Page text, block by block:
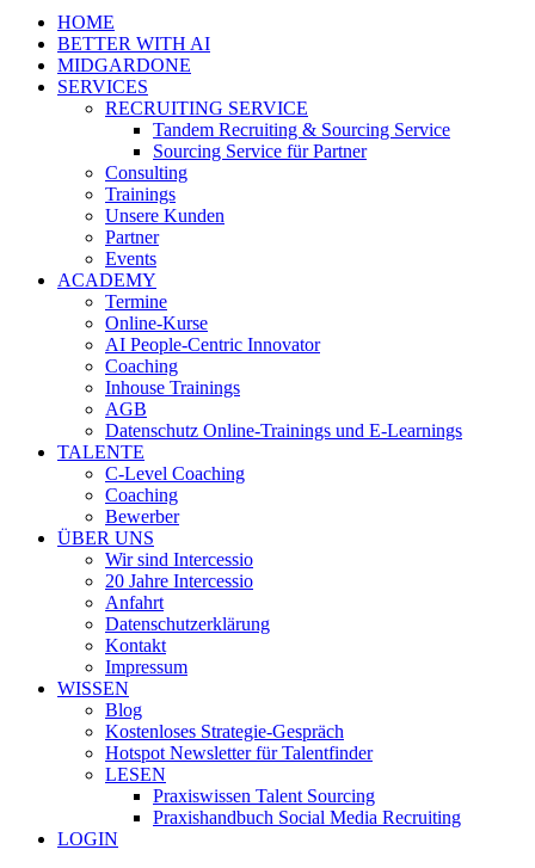
HOME
BETTER WITH AI
MIDGARDONE
SERVICES
RECRUITING SERVICE
Tandem Recruiting & Sourcing Service
Sourcing Service für Partner
Consulting
Trainings
Unsere Kunden
Partner
Events
ACADEMY
Termine
Online-Kurse
AI People-Centric Innovator
Coaching
Inhouse Trainings
AGB
Datenschutz Online-Trainings und E-Learnings
TALENTE
C-Level Coaching
Coaching
Bewerber
ÜBER UNS
Wir sind Intercessio
20 Jahre Intercessio
Anfahrt
Datenschutzerklärung
Kontakt
Impressum
WISSEN
Blog
Kostenloses Strategie-Gespräch
Hotspot Newsletter für Talentfinder
LESEN
Praxiswissen Talent Sourcing
Praxishandbuch Social Media Recruiting
LOGIN